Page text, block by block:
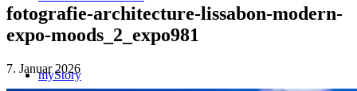
myStory
fotografie-architecture-lissabon-modern-
expo-moods_2_expo981
7. Januar 2026